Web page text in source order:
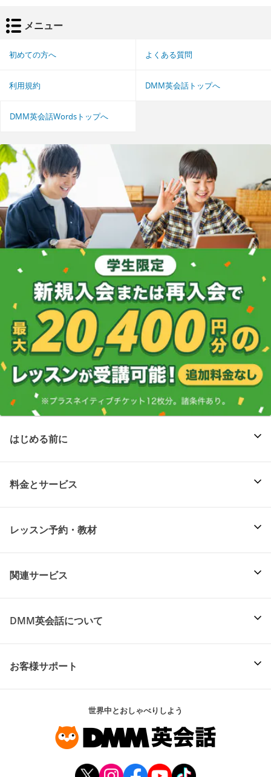
メニュー
初めての方へ よくある質問
利用規約 DMM英会話トップへ
DMM英会話Wordsトップへ
はじめる前に
料金とサービス
レッスン予約・教材
関連サービス
DMM英会話について
お客様サポート
世界中とおしゃべりしよう